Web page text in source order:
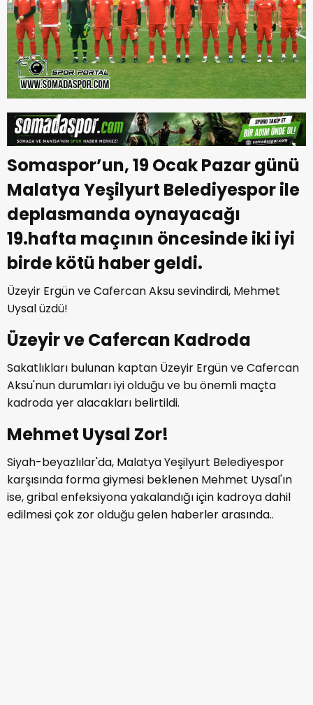
Somaspor’un, 19 Ocak Pazar günü
Malatya Yeşilyurt Belediyespor ile
deplasmanda oynayacağı
19.hafta maçının öncesinde iki iyi
birde kötü haber geldi.
Üzeyir Ergün ve Cafercan Aksu sevindirdi, Mehmet
Uysal üzdü!
Üzeyir ve Cafercan Kadroda
Sakatlıkları bulunan kaptan Üzeyir Ergün ve Cafercan
Aksu'nun durumları iyi olduğu ve bu önemli maçta
kadroda yer alacakları belirtildi.
Mehmet Uysal Zor!
Siyah-beyazlılar'da, Malatya Yeşilyurt Belediyespor
karşısında forma giymesi beklenen Mehmet Uysal'ın
ise, gribal enfeksiyona yakalandığı için kadroya dahil
edilmesi çok zor olduğu gelen haberler arasında..